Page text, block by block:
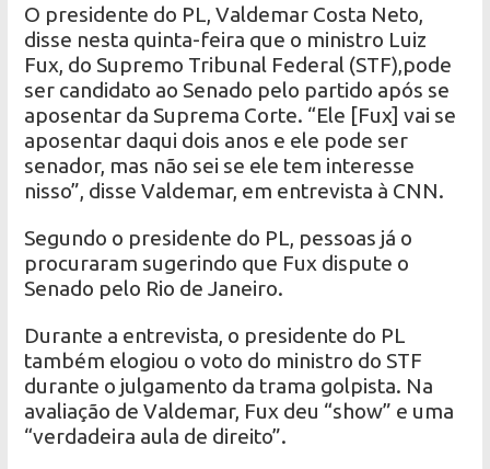
O presidente do PL, Valdemar Costa Neto,
disse nesta quinta-feira que o ministro Luiz
Fux, do Supremo Tribunal Federal (STF),pode
ser candidato ao Senado pelo partido após se
aposentar da Suprema Corte. “Ele [Fux] vai se
aposentar daqui dois anos e ele pode ser
senador, mas não sei se ele tem interesse
nisso”, disse Valdemar, em entrevista à CNN.
Segundo o presidente do PL, pessoas já o
procuraram sugerindo que Fux dispute o
Senado pelo Rio de Janeiro.
Durante a entrevista, o presidente do PL
também elogiou o voto do ministro do STF
durante o julgamento da trama golpista. Na
avaliação de Valdemar, Fux deu “show” e uma
“verdadeira aula de direito”.